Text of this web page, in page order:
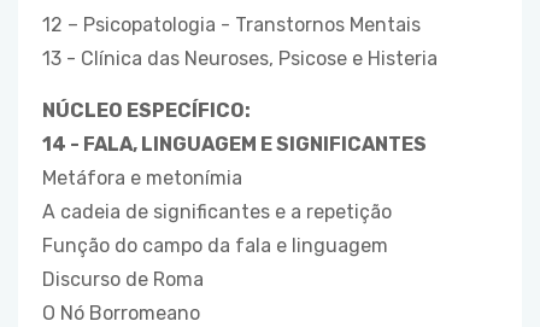
12 – Psicopatologia - Transtornos Mentais
13 - Clínica das Neuroses, Psicose e Histeria
NÚCLEO ESPECÍFICO:
14 - FALA, LINGUAGEM E SIGNIFICANTES
Metáfora e metonímia
A cadeia de significantes e a repetição
Função do campo da fala e linguagem
Discurso de Roma
O Nó Borromeano